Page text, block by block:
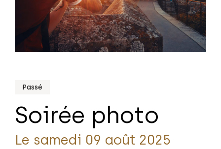
Passé
Soirée photo
Le samedi 09 août 2025